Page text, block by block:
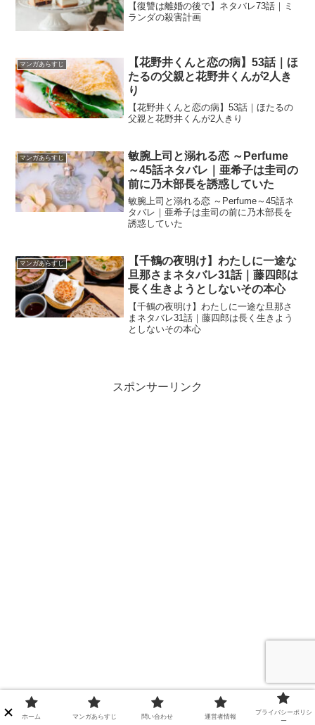
【復讐は離婚の後で】ネタバレ73話｜ミ
ランダの殺害計画
マンガあらすじ
【花野井くんと恋の病】53話｜ほ
たるの父親と花野井くんが2人き
り
【花野井くんと恋の病】53話｜ほたるの
父親と花野井くんが2人きり
マンガあらすじ
敏腕上司と溺れる恋 ～Perfume
～45話ネタバレ｜亜希子は圭司の
前に乃木部長を誘惑していた
敏腕上司と溺れる恋 ～Perfume～45話ネ
タバレ｜亜希子は圭司の前に乃木部長を
誘惑していた
マンガあらすじ
【千鶴の夜明け】わたしに一途な
旦那さまネタバレ31話｜藤四郎は
長く生きようとしないその本心
【千鶴の夜明け】わたしに一途な旦那さ
まネタバレ31話｜藤四郎は長く生きよう
としないその本心
スポンサーリンク
ホーム マンガあらすじ 問い合わせ 運営者情報
プライバシーポリシ
ー